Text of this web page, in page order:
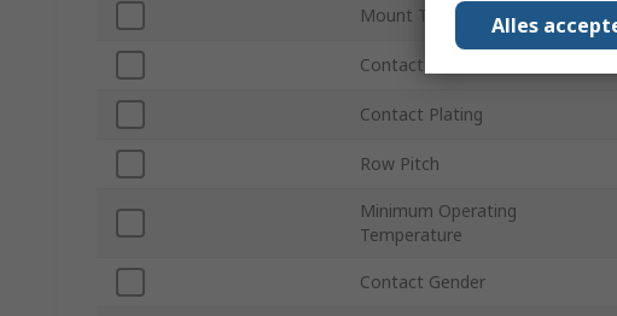
Mount Type
Contact Material
Contact Plating
Row Pitch
Minimum Operating
Temperature
Contact Gender
Alles